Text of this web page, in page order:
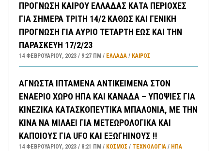
ΠΡΟΓΝΩΣΗ ΚΑΙΡΟΥ ΕΛΛΑΔΑΣ ΚΑΤΑ ΠΕΡΙΟΧΕΣ
ΓΙΑ ΣΗΜΕΡΑ ΤΡΙΤΗ 14/2 ΚΑΘΩΣ ΚΑΙ ΓΕΝΙΚΗ
ΠΡΟΓΝΩΣΗ ΓΙΑ ΑΥΡΙΟ ΤΕΤΑΡΤΗ ΕΩΣ ΚΑΙ ΤΗΝ
ΠΑΡΑΣΚΕΥΗ 17/2/23
14 ΦΕΒΡΟΥΑΡΊΟΥ, 2023 9:27 ΠΜ ΕΛΛΑΔA/ ΚΑΙΡΌΣ
ΑΓΝΩΣΤΑ ΙΠΤΑΜΕΝΑ ΑΝΤΙΚΕΙΜΕΝΑ ΣΤΟΝ
ΕΝΑΕΡΙΟ ΧΩΡΟ ΗΠΑ ΚΑΙ ΚΑΝΑΔΑ – ΥΠΟΨΙΕΣ ΓΙΑ
ΚΙΝΕΖΙΚΑ ΚΑΤΑΣΚΟΠΕΥΤΙΚΑ ΜΠΑΛΟΝΙΑ, ΜΕ ΤΗΝ
ΚΙΝΑ ΝΑ ΜΙΛΑΕΙ ΓΙΑ ΜΕΤΕΩΡΟΛΟΓΙΚΑ ΚΑΙ
ΚΑΠΟΙΟΥΣ ΓΙΑ UFO ΚΑΙ ΕΞΩΓΗΙΝΟΥΣ !!
14 ΦΕΒΡΟΥΑΡΊΟΥ, 2023 8:21 ΠΜ ΚΟΣΜΟΣ / ΤΕΧΝΟΛΟΓΙΑ/ ΗΠΑ